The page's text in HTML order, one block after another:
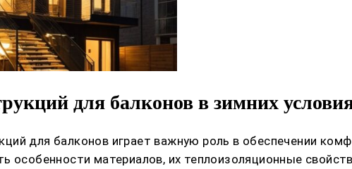
для балконов в зимних
для балконов играет важную роль в обеспечении
особенности материалов, их теплоизоляционные